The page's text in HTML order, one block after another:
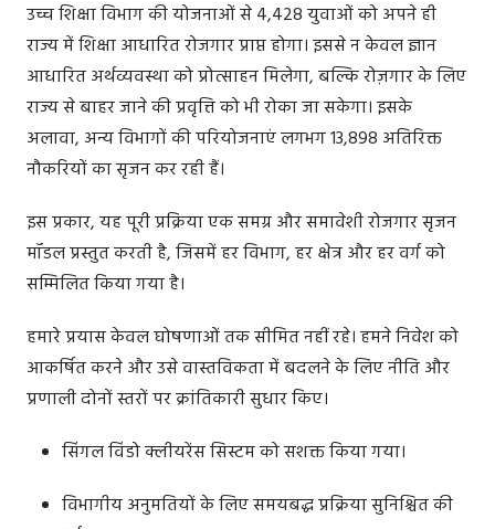
उच्च शिक्षा विभाग की योजनाओं से 4,428 युवाओं को अपने ही
राज्य में शिक्षा आधारित रोजगार प्राप्त होगा। इससे न केवल ज्ञान
आधारित अर्थव्यवस्था को प्रोत्साहन मिलेगा, बल्कि रोज़गार के लिए
राज्य से बाहर जाने की प्रवृत्ति को भी रोका जा सकेगा। इसके
अलावा, अन्य विभागों की परियोजनाएं लगभग 13,898 अतिरिक्त
नौकरियों का सृजन कर रही हैं।
इस प्रकार, यह पूरी प्रक्रिया एक समग्र और समावेशी रोजगार सृजन
मॉडल प्रस्तुत करती है, जिसमें हर विभाग, हर क्षेत्र और हर वर्ग को
सम्मिलित किया गया है।
हमारे प्रयास केवल घोषणाओं तक सीमित नहीं रहे। हमने निवेश को
आकर्षित करने और उसे वास्तविकता में बदलने के लिए नीति और
प्रणाली दोनों स्तरों पर क्रांतिकारी सुधार किए।
सिंगल विंडो क्लीयरेंस सिस्टम को सशक्त किया गया।
विभागीय अनुमतियों के लिए समयबद्ध प्रक्रिया सुनिश्चित की